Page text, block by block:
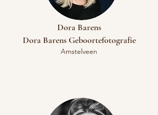
Dora Barens
Dora Barens Geboortefotografie
Amstelveen